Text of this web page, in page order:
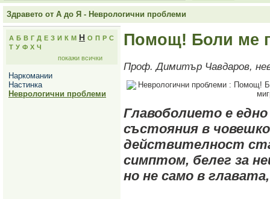
оферти
Hitro.bg
оферти
Hitro.bg
във
всички
оферти
Здравето от А до Я - Неврологични проблеми
А Б В Г Д Е З И К М Н О П Р С
Т У Ф Х Ч
покажи всички
Наркомании
Настинка
Неврологични проблеми
Помощ! Боли ме
Проф. Димитър Чавдаров,
Главоболието е
състояния в
действителност
симптом, белег за
но не само в